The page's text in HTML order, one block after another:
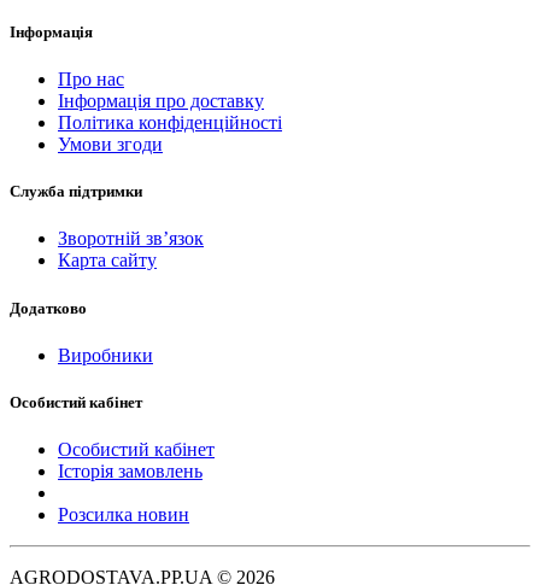
Інформація
Про нас
Інформація про доставку
Політика конфіденційності
Умови згоди
Служба підтримки
Зворотній зв’язок
Карта сайту
Додатково
Виробники
Особистий кабінет
Особистий кабінет
Історія замовлень
Розсилка новин
AGRODOSTAVA.PP.UA © 2026